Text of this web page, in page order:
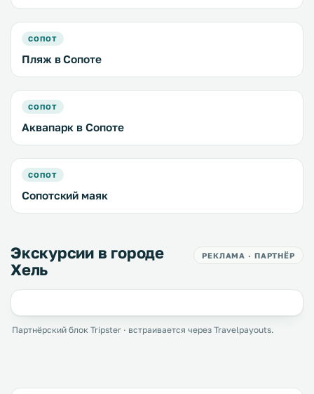
СОПОТ
Пляж в Сопоте
СОПОТ
Аквапарк в Сопоте
СОПОТ
Сопотский маяк
Экскурсии в городе
Хель
РЕКЛАМА · ПАРТНЁР
Партнёрский блок Tripster · встраивается через Travelpayouts.